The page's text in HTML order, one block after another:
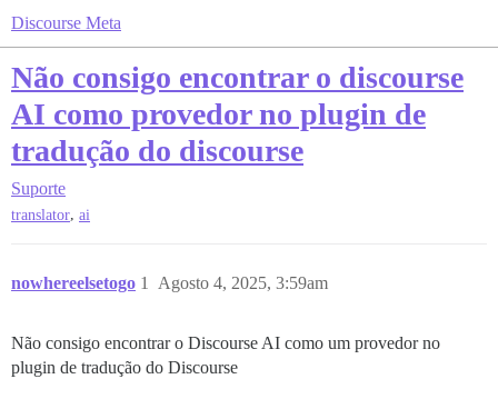
Discourse Meta
Não consigo encontrar o discourse
AI como provedor no plugin de
tradução do discourse
Suporte
translator, ai
nowhereelsetogo Agosto 4, 2025, 3:59am
1
Não consigo encontrar o Discourse AI como um provedor no
plugin de tradução do Discourse